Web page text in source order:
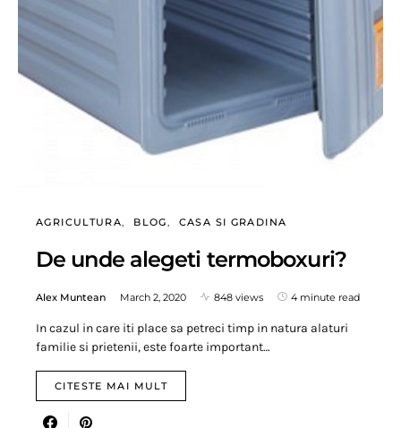
AGRICULTURA BLOG CASA SI GRADINA
De unde alegeti termoboxuri?
Alex Muntean March 2, 2020 848 views 4 minute read
In cazul in care iti place sa petreci timp in natura alaturi
familie si prietenii, este foarte important…
CITESTE MAI MULT